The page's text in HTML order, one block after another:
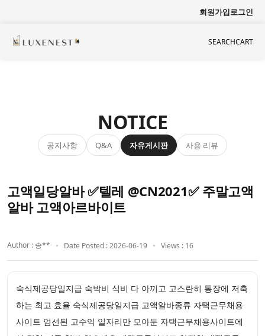
회원가입로그인
SEARCHCART
NOTICE
공지사항 Q&A 자유게시판 사용 리뷰
고액일당알바 ✅텔레 @CN2021✅ 주말고액
알바 고액아르바이트
Author : 송** Date Posted : 2026-06-19 Views : 16
숙식제공당일지급 숙박비 식비 다 아끼고 고스란히 통장에 저축
하는 최고 효율 숙식제공당일지급 고액알바종류 자택근무채용
사이트 엄선된 고수익 일자리만 모아둔 자택근무채용사이트에